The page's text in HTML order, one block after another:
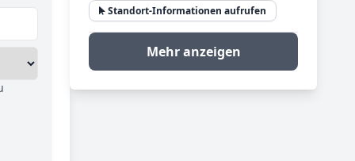
Standort-Informationen aufrufen
Mehr anzeigen